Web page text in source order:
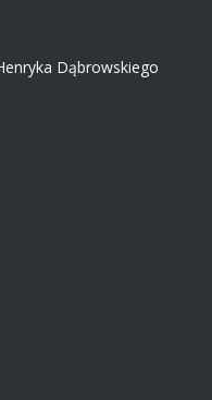
Dąbrowskiego